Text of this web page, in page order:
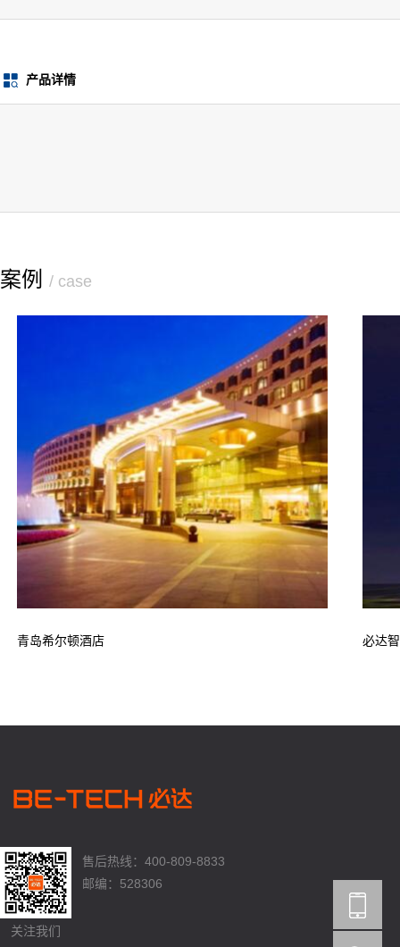
产品详情
案例 / case
青岛希尔顿酒店 必达
关注我们
售后热线：400-809-8833
邮编：528306